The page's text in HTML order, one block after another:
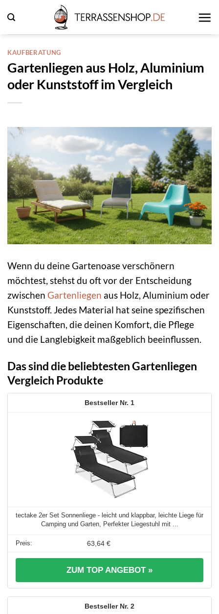
Inhalt
springen
KAUFBERATUNG
Gartenliegen aus Holz, Aluminium
oder Kunststoff im Vergleich
Wenn du deine Gartenoase verschönern
möchtest, stehst du oft vor der Entscheidung
zwischen Gartenliegen aus Holz, Aluminium oder
Kunststoff. Jedes Material hat seine spezifischen
Eigenschaften, die deinen Komfort, die Pflege
und die Langlebigkeit maßgeblich beeinflussen.
Das sind die beliebtesten Gartenliegen
Vergleich Produkte
1
tectake 2er Set Sonnenliege - leicht und klappbar, leichte Liege für
Camping und Garten, Perfekter Liegestuhl mit ...
63,64 €
ZUM TOP ANGEBOT »
2